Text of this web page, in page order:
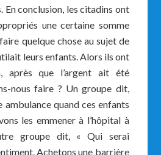
En conclusion, les citadins ont
une certaine somme
quelque chose au sujet de
leurs enfants. Alors ils ont
après que l’argent ait été
nous faire ? Un groupe dit,
ambulance quand ces enfants
les emmener à l’hôpital à
groupe dit, « Qui serai
Achetons une barrière